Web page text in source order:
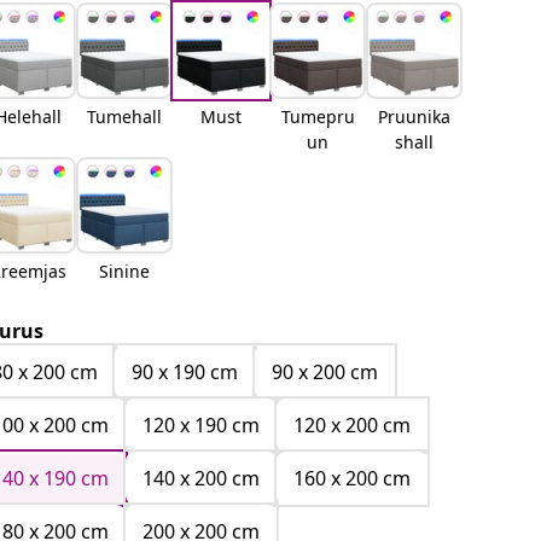
Tumehall Must
Tumepru
un
Pruunika
shall
Sinine
x 200 cm
90 x 190 cm
90 x 200 cm
x 200 cm
120 x 190 cm
120 x 200 cm
x 190 cm
140 x 200 cm
160 x 200 cm
x 200 cm
200 x 200 cm